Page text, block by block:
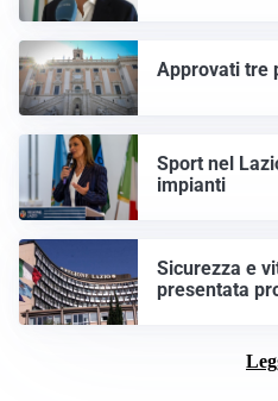
Approvati tre
Sport nel
impianti
Sicurezza e
presentata